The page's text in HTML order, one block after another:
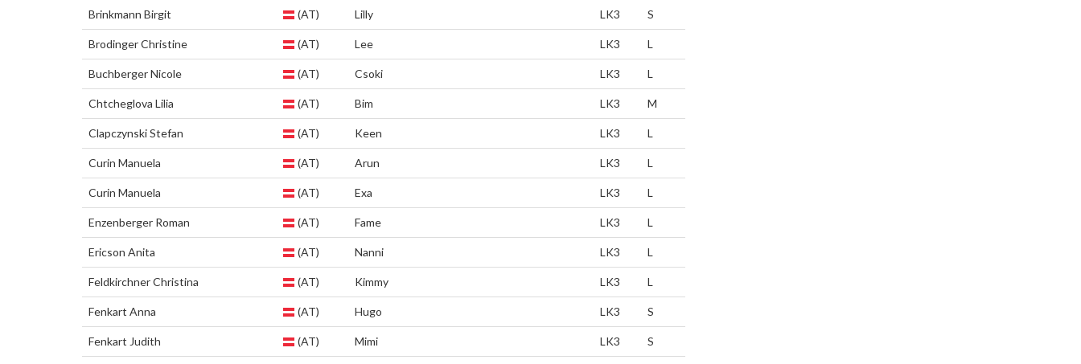
Brinkmann Birgit (AT) Lilly LK3 S
Brodinger Christine (AT) Lee LK3 L
Buchberger Nicole (AT) Csoki LK3 L
Chtcheglova Lilia (AT) Bim LK3 M
Clapczynski Stefan (AT) Keen LK3 L
Curin Manuela (AT) Arun LK3 L
Curin Manuela (AT) Exa LK3 L
Enzenberger Roman (AT) Fame LK3 L
Ericson Anita (AT) Nanni LK3 L
Feldkirchner Christina (AT) Kimmy LK3 L
Fenkart Anna (AT) Hugo LK3 S
Fenkart Judith (AT) Mimi LK3 S